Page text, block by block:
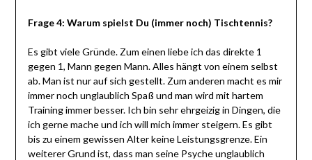
Frage 4: Warum spielst Du (immer noch) Tischtennis?
Es gibt viele Gründe. Zum einen liebe ich das direkte 1
gegen 1, Mann gegen Mann. Alles hängt von einem selbst
ab. Man ist nur auf sich gestellt. Zum anderen macht es mir
immer noch unglaublich Spaß und man wird mit hartem
Training immer besser. Ich bin sehr ehrgeizig in Dingen, die
ich gerne mache und ich will mich immer steigern. Es gibt
bis zu einem gewissen Alter keine Leistungsgrenze. Ein
weiterer Grund ist, dass man seine Psyche unglaublich